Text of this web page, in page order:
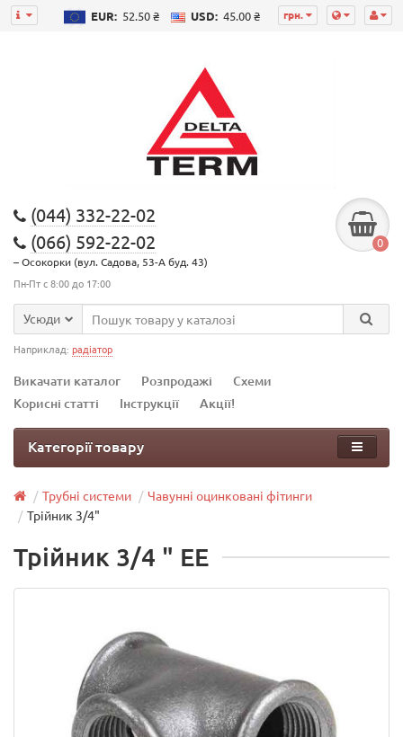
грн.
EUR: 52.50 ₴ USD: 45.00 ₴
(044) 332-22-02
(066) 592-22-02
– Осокорки (вул. Садова, 53-А буд. 43)
Пн-Пт с 8:00 до 17:00
0
Усюди
Наприклад: радіатор
Викачати каталог Розпродажі
Схеми
Корисні статті
Інструкції Акції!
Категорії товару
Трубні системи
Чавунні оцинковані фітинги
Трійник 3/4"
Трійник 3/4 " EE